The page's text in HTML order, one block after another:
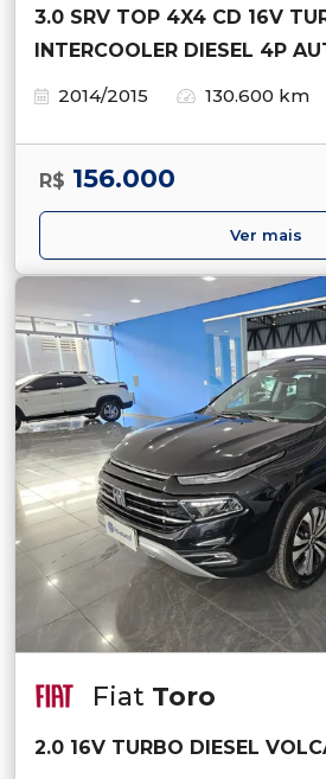
3.0 SRV TOP 4X4 CD 16V
INTERCOOLER DIESEL 4P
2014/2015
130.600 km
R$ 156.000
Ver mais
Fiat Toro
2.0 16V TURBO DIESEL